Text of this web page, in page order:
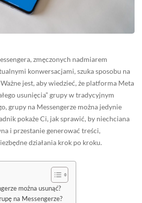
zmęczonych nadmiarem
konwersacjami, szuka sposobu na
jest, aby wiedzieć, że platforma Meta
usunięcia” grupy w tradycyjnym
grupy na Messengerze można jedynie
pokaże Ci, jak sprawić, by niechciana
i przestanie generować treści,
działania krok po kroku.
można usunąć?
na Messengerze?